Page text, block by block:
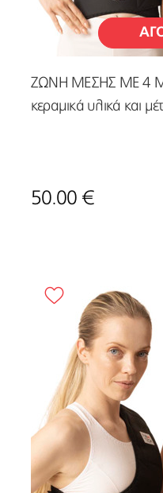
ΖΩΝΗ ΜΕΣΗΣ ΜΕ 4
κεραμικά υλικά και
50.00 €